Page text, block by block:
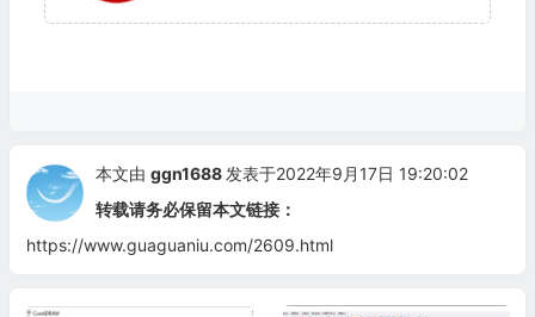
本文由 ggn1688 发表于2022年9月17日 19:20:02
转载请务必保留本文链接：
https://www.guaguaniu.com/2609.html